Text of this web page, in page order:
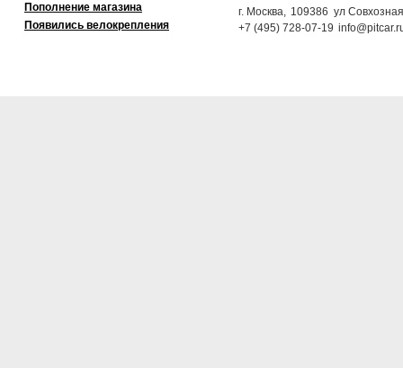
Пополнение магазина
Появились велокрепления
г. Москва, 109386 ул
+7 (495) 728-07-19